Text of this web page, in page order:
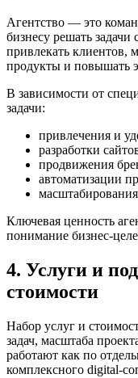
Агентство — это
бизнесу решать
привлекать клиентов,
продукты и повышать
В зависимости от
задачи:
привлечения и
разработки
продвижения
автоматизации
Ключевая ценность
понимание бизнес-
4. Услуги и
стоимости
Набор услуг и
задач, масштаба
работают как по
комплексного digital-